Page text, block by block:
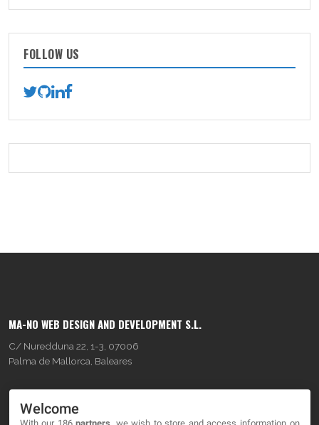
FOLLOW US
MA-NO WEB DESIGN AND DEVELOPMENT S.L.
C/ Nuredduna 22, 1-3, 07006
Palma de Mallorca, Baleares
Welcome
With our 186partners , we wish to store and access information on